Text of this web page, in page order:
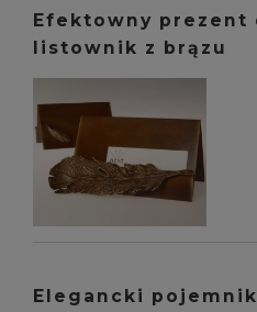
Efektowny prezent
listownik z brązu
Elegancki